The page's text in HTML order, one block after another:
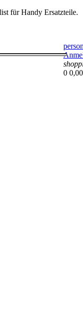
für Handy Ersatzteile.
0